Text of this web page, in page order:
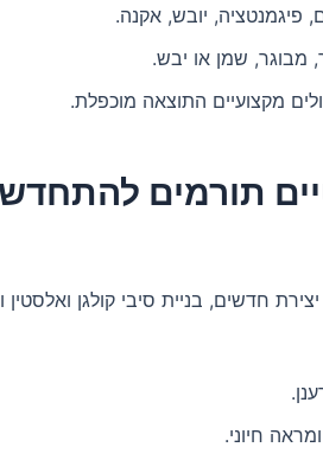
פיגמנטציה, יובש, אקנה.
מבוגר, שמן או יבש.
מקצועיים התוצאה מוכפלת.
תורמים
חדשים, בניית סיבי קולגן ואלסטין
חיוני.